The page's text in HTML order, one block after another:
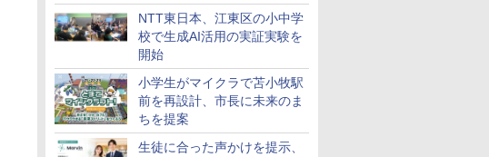
ステーション
NTT東日本、江東区の小中学
校で生成AI活用の実証実験を
開始
小学生がマイクラで苫小牧駅
前を再設計、市長に未来のま
ちを提案
生徒に合った声かけを提示、